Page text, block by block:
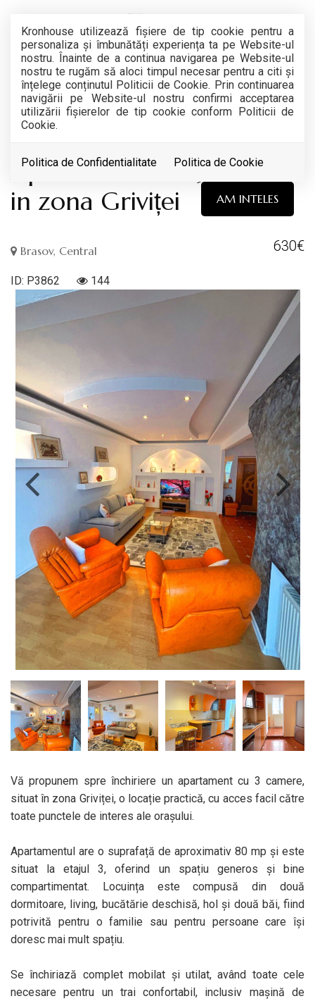
Kronhouse utilizează fişiere de tip cookie pentru a
personaliza și îmbunătăți experiența ta pe Website-ul
nostru. Înainte de a continua navigarea pe Website-ul
nostru te rugăm să aloci timpul necesar pentru a citi și
înțelege conținutul Politicii de Cookie. Prin continuarea
navigării pe Website-ul nostru confirmi acceptarea
utilizării fişierelor de tip cookie conform Politicii de
Cookie.
Politica de Confidentialitate Politica de Cookie
AM INTELES
Acest anunt nu mai este activ !
Apartament cu 3 camere
in zona Griviței
Brasov, Central 630€
ID: P3862 144
RETRAS
Vă propunem spre închiriere un apartament cu 3 camere,
situat în zona Griviței, o locație practică, cu acces facil către
toate punctele de interes ale orașului.
Apartamentul are o suprafață de aproximativ 80 mp și este
situat la etajul 3, oferind un spațiu generos și bine
compartimentat. Locuința este compusă din două
dormitoare, living, bucătărie deschisă, hol și două băi, fiind
potrivită pentru o familie sau pentru persoane care își
doresc mai mult spațiu.
Se închiriază complet mobilat și utilat, având toate cele
necesare pentru un trai confortabil, inclusiv mașină de